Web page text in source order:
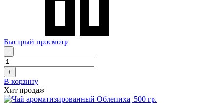
Быстрый просмотр
-
+
В корзину
Хит продаж